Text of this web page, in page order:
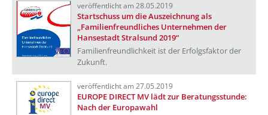
veröffentlicht am 28.05.2019
Startschuss um die Auszeichnung als
„Familienfreundliches Unternehmen der
Hansestadt Stralsund 2019“
Familienfreundlichkeit ist der Erfolgsfaktor der
Zukunft.
veröffentlicht am 27.05.2019
EUROPE DIRECT MV lädt zur Beratungsstunde:
Nach der Europawahl